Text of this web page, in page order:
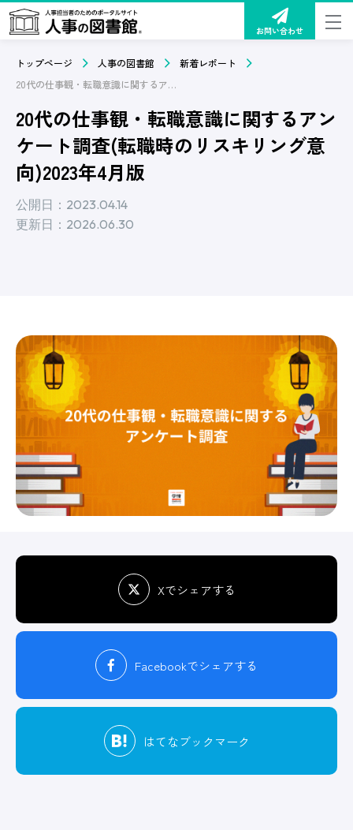
お問い合わせ
トップページ 人事の図書館
新着レポート
20代の仕事観・転職意識に関するアンケート調査(転職時のリスキリング意向)2023年4月版
20代の仕事観・転職意識に関するアン
ケート調査(転職時のリスキリング意
向)2023年4月版
公開日：2023.04.14
更新日：2026.06.30
Xでシェアする
Facebookでシェアする
はてなブックマーク